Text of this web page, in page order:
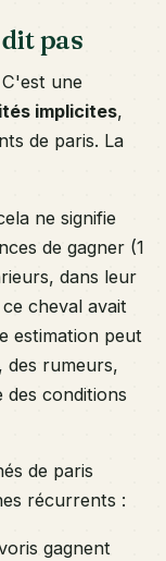
pas
C'est une
implicites,
de paris. La
ne signifie
de gagner (1
dans leur
cheval avait
estimation peut
des rumeurs,
des conditions
de paris
récurrents :
gagnent